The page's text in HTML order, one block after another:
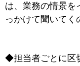
は、業務の情景を
っかけて聞いてく
◆担当者ごとに区